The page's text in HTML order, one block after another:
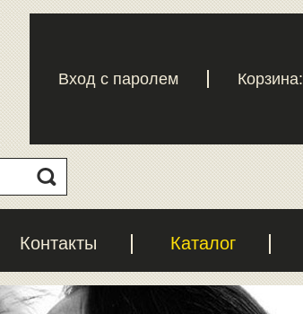
Вход с паролем Корзина:
Контакты Каталог